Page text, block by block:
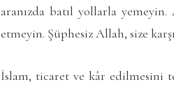
aranızda batıl yollarla
etmeyin. Şüphesiz Allah, size
İslam, ticaret ve kâr edilmesini